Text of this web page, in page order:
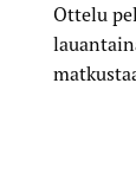
Ottelu